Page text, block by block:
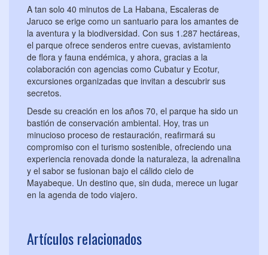
A tan solo 40 minutos de La Habana, Escaleras de
Jaruco se erige como un santuario para los amantes de
la aventura y la biodiversidad. Con sus 1.287 hectáreas,
el parque ofrece senderos entre cuevas, avistamiento
de flora y fauna endémica, y ahora, gracias a la
colaboración con agencias como Cubatur y Ecotur,
excursiones organizadas que invitan a descubrir sus
secretos.
Desde su creación en los años 70, el parque ha sido un
bastión de conservación ambiental. Hoy, tras un
minucioso proceso de restauración, reafirmará su
compromiso con el turismo sostenible, ofreciendo una
experiencia renovada donde la naturaleza, la adrenalina
y el sabor se fusionan bajo el cálido cielo de
Mayabeque. Un destino que, sin duda, merece un lugar
en la agenda de todo viajero.
Artículos relacionados